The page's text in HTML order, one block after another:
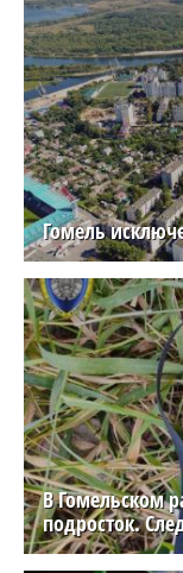
Гомель
В Гомельском
подросток.